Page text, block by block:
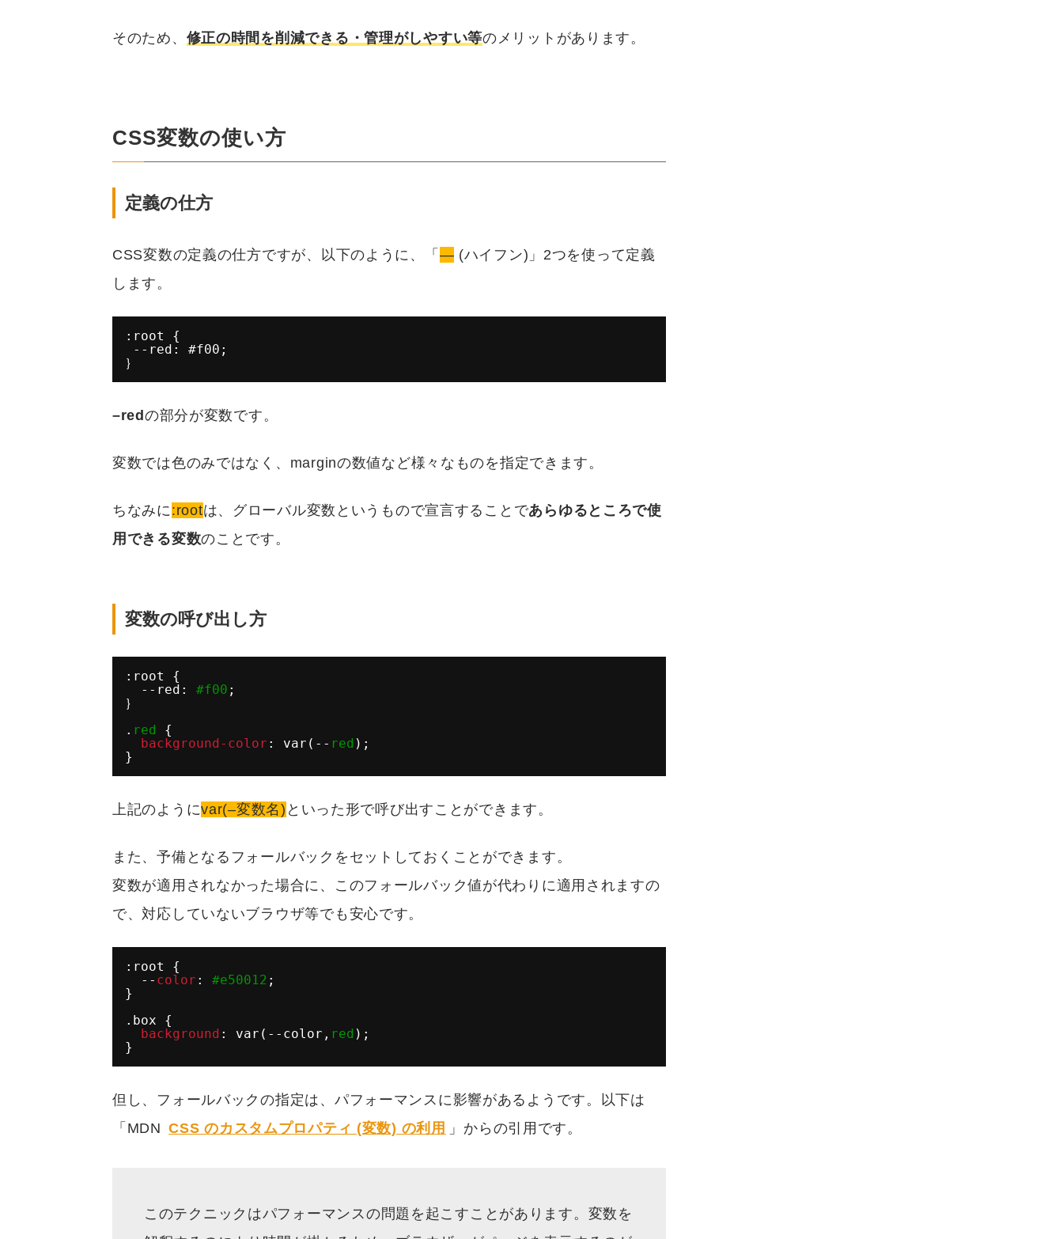
そのため、 修正の時間を削減できる・管理がしやすい等のメリットがあります。
CSS変数の使い方
定義の仕方
CSS変数の定義の仕方ですが、以下のように、「 — (ハイフン)」2つを使って定義
します。
:root {
--red: #f00;
｝
–red の部分が変数です。
変数では色のみではなく、marginの数値など様々なものを指定できます。
ちなみに:rootは、グローバル変数というもので宣言することであらゆるところで使
用できる変数のことです。
変数の呼び出し方
:root {
--red: #f00 ;
｝
. red
{
background-color : var(-- red );
}
上記のようにvar(–変数名) といった形で呼び出すことができます。
また、予備となるフォールバックをセットしておくことができます。
変数が適用されなかった場合に、このフォールバック値が代わりに適用されますの
で、対応していないブラウザ等でも安心です。
:root {
-- color : #e50012 ;
}
.box {
background : var(--color, red );
}
但し、フォールバックの指定は、パフォーマンスに影響があるようです。以下は
「MDN CSS のカスタムプロパティ (変数) の利用 」からの引用です。
このテクニックはパフォーマンスの問題を起こすことがあります。変数を